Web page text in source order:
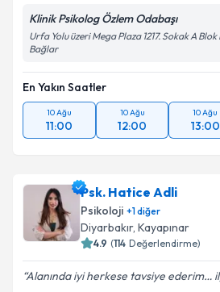
Klinik Psikolog Özlem Odabaşı
Urfa Yolu üzeri Mega Plaza 1217. Sokak A Blok
Bağlar
En Yakın Saatler
10 Ağu
11:00
10 Ağu
12:00
10 Ağu
13:00
Psk. Hatice Adli
Psikoloji +1diğer
Diyarbakır, Kayapınar
4.9 (114 Değerlendirme)
Alanında iyi herkese tavsiye ederim…